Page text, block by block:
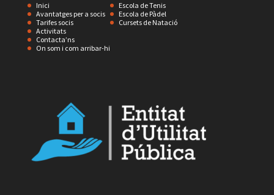
Inici
Avantatges per a socis
Tarifes socis
Activitats
Contacta’ns
On som i com arribar-hi
Escola de Tenis
Escola de Pàdel
Cursets de Natació